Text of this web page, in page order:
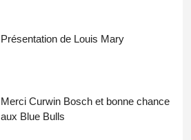
Présentation de Louis Mary
Merci Curwin Bosch et bonne chance
aux Blue Bulls